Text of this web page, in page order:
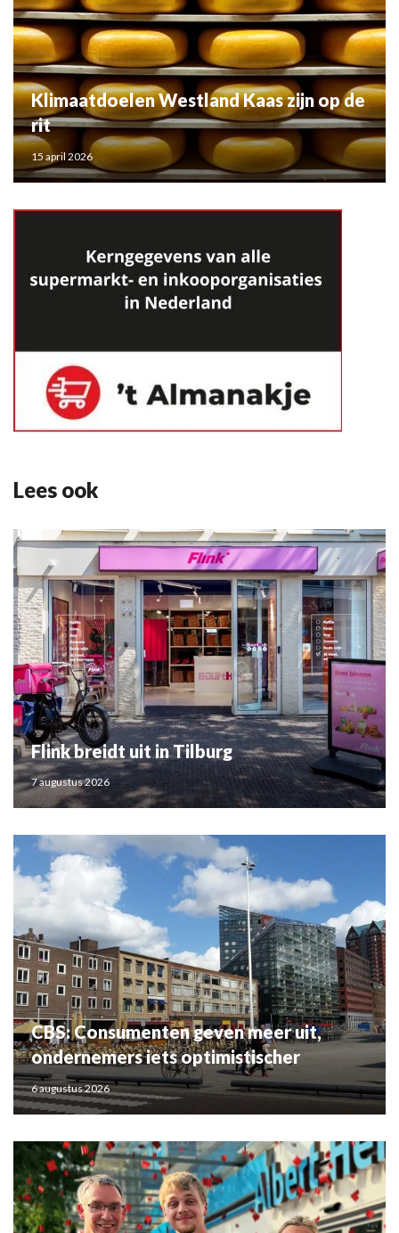
Klimaatdoelen Westland Kaas zijn op de
rit
15 april 2026
Lees ook
Flink breidt uit in Tilburg
7 augustus 2026
CBS: Consumenten geven meer uit,
ondernemers iets optimistischer
6 augustus 2026